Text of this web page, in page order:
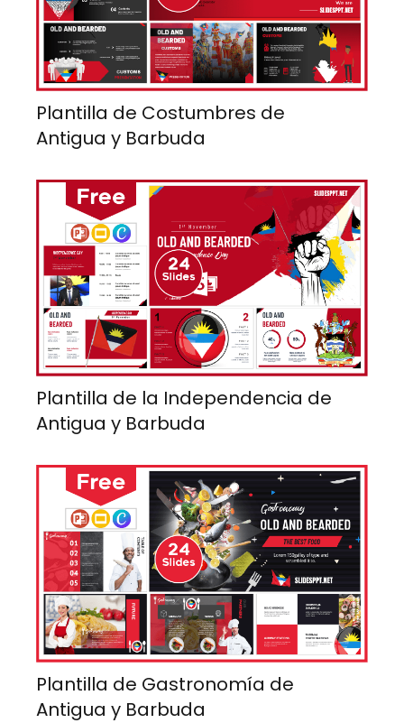
Plantilla de Costumbres de
Antigua y Barbuda
Plantilla de la Independencia de
Antigua y Barbuda
Plantilla de Gastronomía de
Antigua y Barbuda